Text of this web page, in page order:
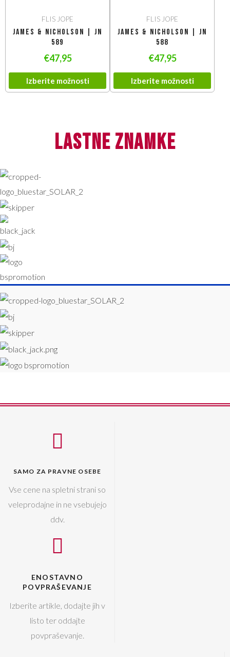
FLIS JOPE
James & Nicholson | JN
589
€47,95
Izberite možnosti
FLIS JOPE
James & Nicholson | JN
588
€47,95
Izberite možnosti
lastne znamke
SAMO ZA PRAVNE OSEBE
Vse cene na spletni strani so
veleprodajne in ne vsebujejo
ddv.
ENOSTAVNO
POVPRAŠEVANJE
Izberite artikle, dodajte jih v
listo ter oddajte
povpraševanje.